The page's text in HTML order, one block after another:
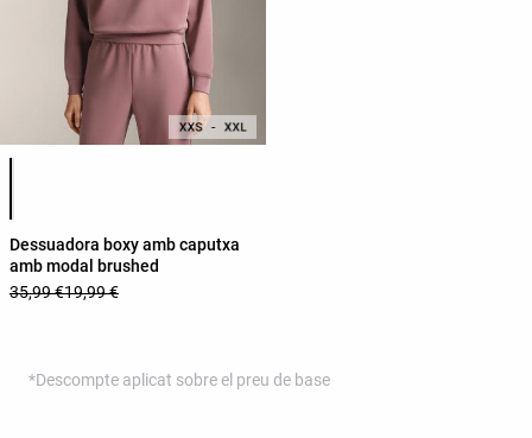
Dessuadora boxy amb caputxa
amb modal brushed
35,99 €19,99 €
*Descompte aplicat sobre el preu de base